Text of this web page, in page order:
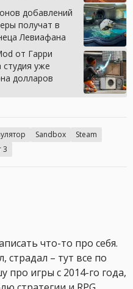
добавлений
получат в
Левиафана
от Гарри
уже
долларов
Sandbox
Steam
3
что-то про себя.
страдал – тут все по
про игры с 2014-го года,